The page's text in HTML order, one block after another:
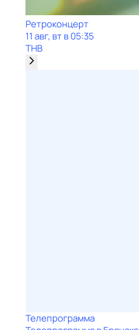
Ретроконцерт
11 авг, вт в 05:35
ТНВ
Телепрограмма